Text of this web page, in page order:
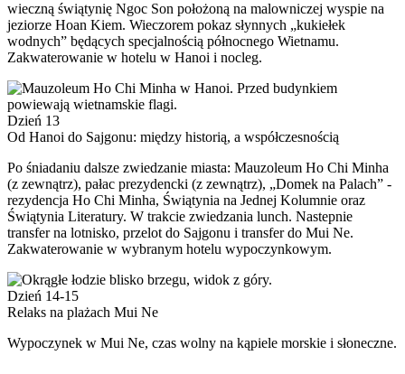
wieczną świątynię Ngoc Son położoną na malowniczej wyspie na
jeziorze Hoan Kiem. Wieczorem pokaz słynnych „kukiełek
wodnych” będących specjalnością północnego Wietnamu.
Zakwaterowanie w hotelu w Hanoi i nocleg.
Dzień 13
Od Hanoi do Sajgonu: między historią, a współczesnością
Po śniadaniu dalsze zwiedzanie miasta: Mauzoleum Ho Chi Minha
(z zewnątrz), pałac prezydencki (z zewnątrz), „Domek na Palach” -
rezydencja Ho Chi Minha, Świątynia na Jednej Kolumnie oraz
Świątynia Literatury. W trakcie zwiedzania lunch. Nastepnie
transfer na lotnisko, przelot do Sajgonu i transfer do Mui Ne.
Zakwaterowanie w wybranym hotelu wypoczynkowym.
Dzień 14-15
Relaks na plażach Mui Ne
Wypoczynek w Mui Ne, czas wolny na kąpiele morskie i słoneczne.